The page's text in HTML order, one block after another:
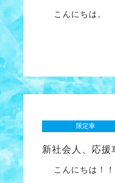
こんにちは。
限定車
新社会人、応援
こんにちは！